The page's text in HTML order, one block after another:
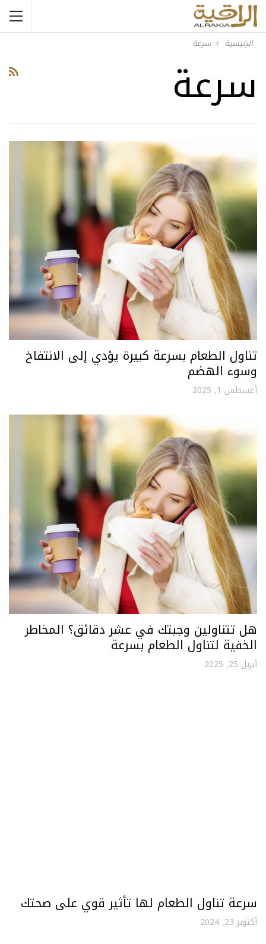
الرئيسية سرعة
سرعة
تناول الطعام بسرعة كبيرة يؤدي إلى الانتفاخ
وسوء الهضم
أغسطس 1, 2025
هل تتناولين وجبتك في عشر دقائق؟ المخاطر
الخفية لتناول الطعام بسرعة
أبريل 25, 2025
سرعة تناول الطعام لها تأثير قوي على صحتك
أكتوبر 23, 2024